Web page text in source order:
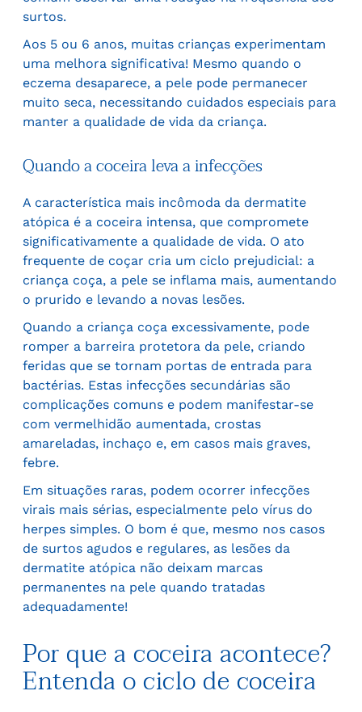
surtos.
Aos 5 ou 6 anos, muitas crianças experimentam
uma melhora significativa! Mesmo quando o
eczema desaparece, a pele pode permanecer
muito seca, necessitando cuidados especiais para
manter a qualidade de vida da criança.
Quando a coceira leva a infecções
A característica mais incômoda da dermatite
atópica é a coceira intensa, que compromete
significativamente a qualidade de vida. O ato
frequente de coçar cria um ciclo prejudicial: a
criança coça, a pele se inflama mais, aumentando
o prurido e levando a novas lesões.
Quando a criança coça excessivamente, pode
romper a barreira protetora da pele, criando
feridas que se tornam portas de entrada para
bactérias. Estas infecções secundárias são
complicações comuns e podem manifestar-se
com vermelhidão aumentada, crostas
amareladas, inchaço e, em casos mais graves,
febre.
Em situações raras, podem ocorrer infecções
virais mais sérias, especialmente pelo vírus do
herpes simples. O bom é que, mesmo nos casos
de surtos agudos e regulares, as lesões da
dermatite atópica não deixam marcas
permanentes na pele quando tratadas
adequadamente!
Por que a coceira acontece?
Entenda o ciclo de coceira